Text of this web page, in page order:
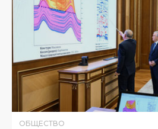
ОБЩЕСТВО